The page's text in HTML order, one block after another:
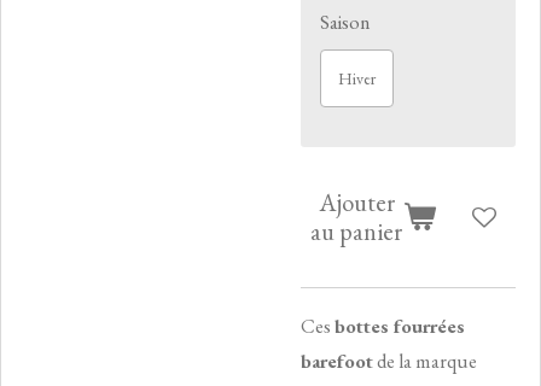
Saison
Hiver
Ajouter
au panier
Cesbottes fourrées
barefootde la marque